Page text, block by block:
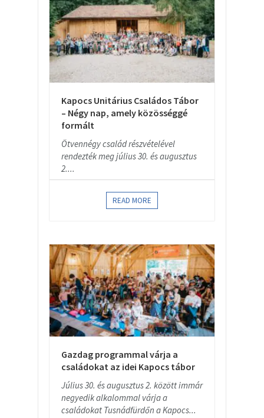
Kapocs Unitárius Családos Tábor
– Négy nap, amely közösséggé
formált
Ötvennégy család részvételével
rendezték meg július 30. és augusztus
2....
READ MORE
Gazdag programmal várja a
családokat az idei Kapocs tábor
Július 30. és augusztus 2. között immár
negyedik alkalommal várja a
családokat Tusnádfürdőn a Kapocs...